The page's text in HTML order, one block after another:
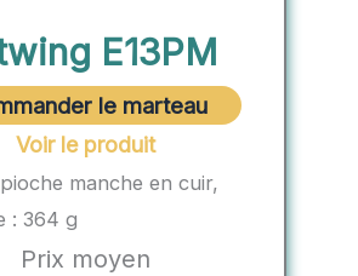
E13PM
le marteau
Voir le produit
manche en cuir,
: 364 g
Prix moyen